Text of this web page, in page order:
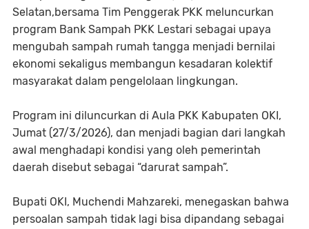
Selatan,bersama Tim Penggerak PKK meluncurkan
program Bank Sampah PKK Lestari sebagai upaya
mengubah sampah rumah tangga menjadi bernilai
ekonomi sekaligus membangun kesadaran kolektif
masyarakat dalam pengelolaan lingkungan.
Program ini diluncurkan di Aula PKK Kabupaten OKI,
Jumat (27/3/2026), dan menjadi bagian dari langkah
awal menghadapi kondisi yang oleh pemerintah
daerah disebut sebagai “darurat sampah”.
Bupati OKI, Muchendi Mahzareki, menegaskan bahwa
persoalan sampah tidak lagi bisa dipandang sebagai